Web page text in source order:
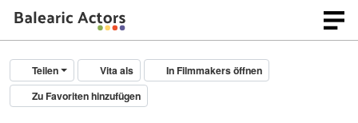
Teilen Vita als
In Filmmakers öffnen
Zu Favoriten hinzufügen